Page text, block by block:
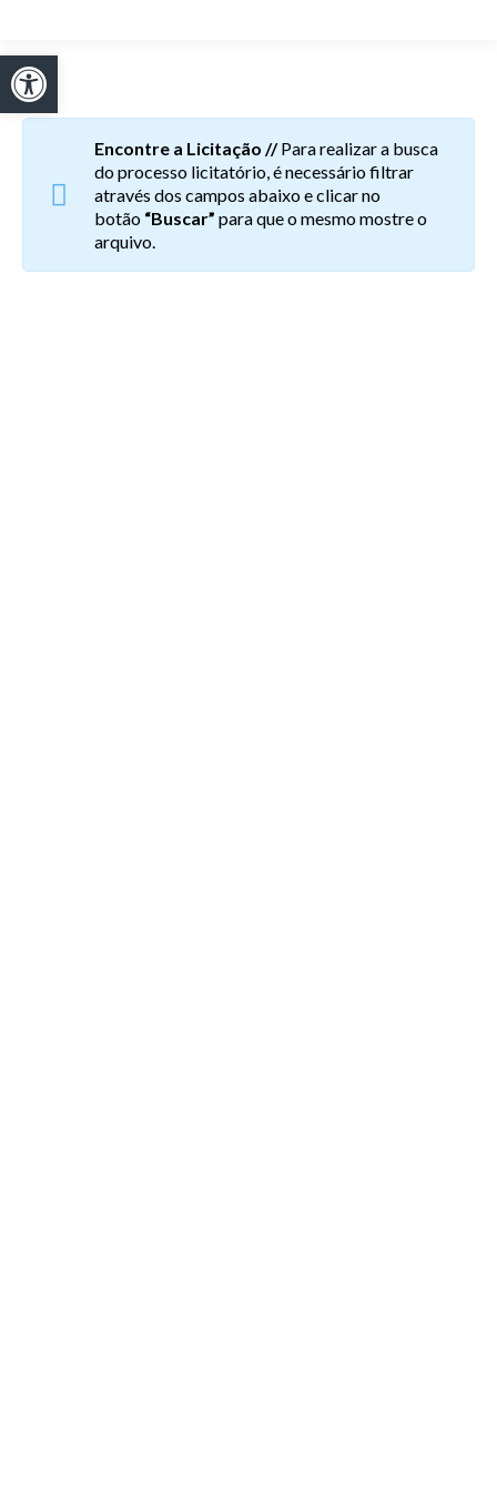
Encontre a Licitação //Para realizar a busca
do processo licitatório, é necessário filtrar
através dos campos abaixo e clicar no
botão “Buscar” para que o mesmo mostre o
arquivo.
Abrir a barra de ferramentas